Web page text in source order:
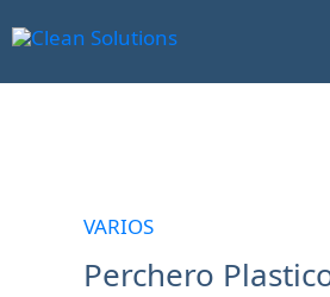
al
contenido
VARIOS
Perchero
Triple
cantidad